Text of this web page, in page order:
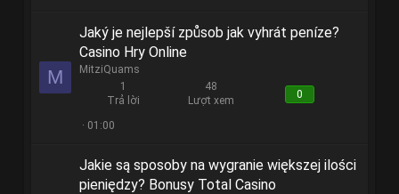
M
Jaký je nejlepší způsob jak vyhrát peníze?
Casino Hry Online
MitziQuams
1
Trả lời
48
Lượt xem
0
01:00
Jakie są sposoby na wygranie większej ilości
pieniędzy? Bonusy Total Casino